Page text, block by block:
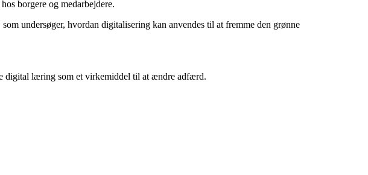
borgere og medarbejdere.
undersøger, hvordan digitalisering kan anvendes til at fremme den grønne
digital læring som et virkemiddel til at ændre adfærd.